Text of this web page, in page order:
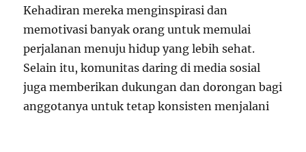
Kehadiran mereka menginspirasi dan
memotivasi banyak orang untuk memulai
perjalanan menuju hidup yang lebih sehat.
Selain itu, komunitas daring di media sosial
juga memberikan dukungan dan dorongan bagi
anggotanya untuk tetap konsisten menjalani